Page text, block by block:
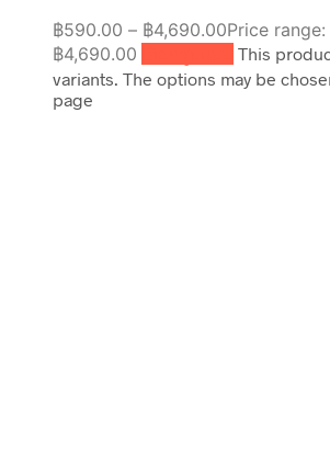
฿590.00 – ฿4,690.00Price
฿4,690.00
This
variants. The options may be
page